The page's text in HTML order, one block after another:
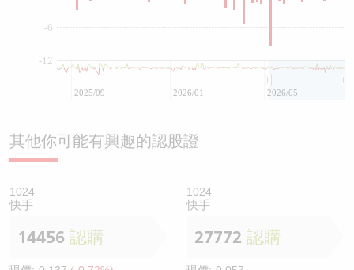
-12
-6
2025/09 2026/01 2026/05
其他你可能有興趣的認股證
1024
快手
14456 認購
1024
快手
27772 認購